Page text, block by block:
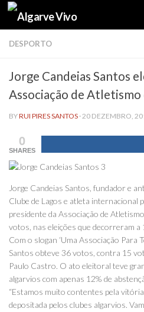
Skip to content
DESPORTO
Jorge Candeias Santos
Associação de
BYRUI PIRES SANTOS ·20 DEZEMBRO,
0
SHARES
Jorge Candeias Santos, fundador e
Clube de Lagos e atleta internacional
presidente da Associação de
votos, nas eleições que decorreram a
Com o slogan ‘Uma Associação Para
Santos obteve 36 votos, contra 15
Paulo Castro. O ato eleitoral teve
algarvios com apenas 12% de
“Estamos muito contentes pela
depositada pelos clubes algarvios.